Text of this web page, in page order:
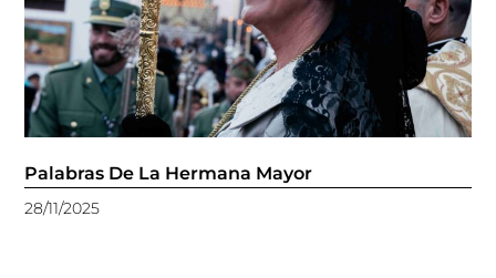
Palabras De La Hermana Mayor
28/11/2025